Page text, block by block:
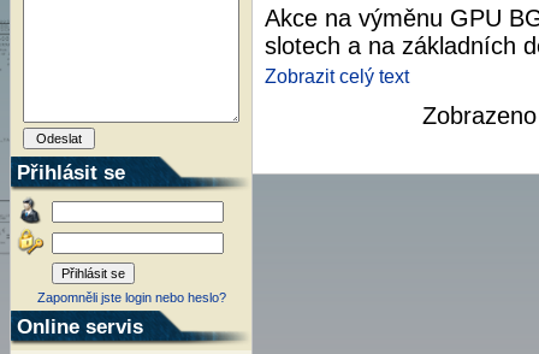
Přihlásit se
Zapomněli jste login nebo heslo?
Online servis
Akce na výměnu GPU
slotech a na základních
Zobrazit celý text